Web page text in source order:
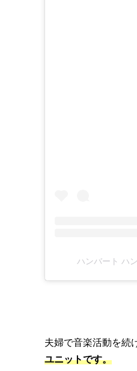
ハンバート ハ
夫婦で音楽活動を続
ユニットです。